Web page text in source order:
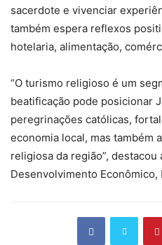
sacerdote e vivenciar
também espera reflexos
hotelaria, alimentação,
“O turismo religioso é um
beatificação pode posicionar
peregrinações católicas,
economia local, mas também
religiosa da região”,
Desenvolvimento Econômico,